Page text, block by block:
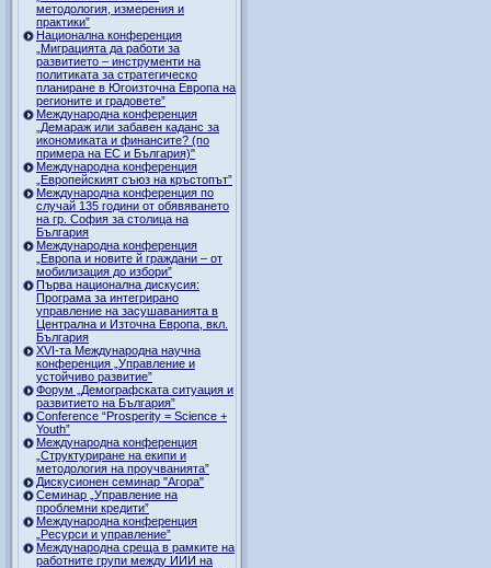
методология, измерения и
практики”
Национална конференция
„Миграцията да работи за
развитието – инструменти на
политиката за стратегическо
планиране в Югоизточна Европа на
регионите и градовете”
Международна конференция
„Демараж или забавен каданс за
икономиката и финансите? (по
примера на ЕС и България)"
Международна конференция
„Европейският съюз на кръстопът”
Международна конференция по
случай 135 години от обявяването
на гр. София за столица на
България
Международна конференция
„Европа и новите й граждани – от
мобилизация до избори”
Първа национална дискусия:
Програма за интегрирано
управление на засушаванията в
Централна и Източна Европа, вкл.
България
ХVI-та Международна научна
конференция „Управление и
устойчиво развитие”
Форум „Демографската ситуация и
развитието на България”
Conference “Prosperity = Science +
Youth”
Международна конференция
„Структуриране на екипи и
методология на проучванията”
Дискусионен семинар "Агора"
Семинар „Управление на
проблемни кредити”
Международна конференция
„Ресурси и управление”
Международна среща в рамките на
работните групи между ИИИ на